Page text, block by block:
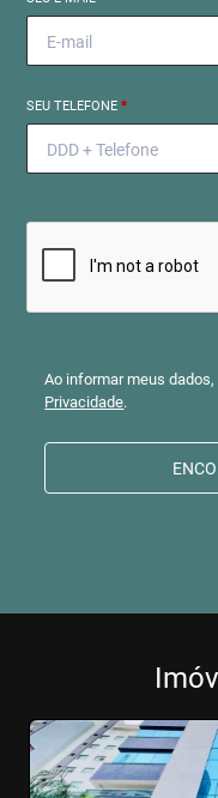
SEU TELEFONE*
Ao informar meus
Privacidade.
<< <